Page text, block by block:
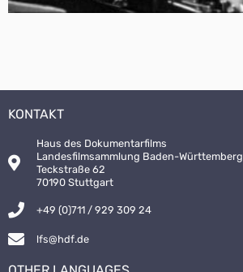
KONTAKT
Haus des Dokumentarfilms
Landesfilmsammlung Baden-Württemberg
Teckstraße 62
70190 Stuttgart
+49 (0)711 / 929 309 24
lfs@hdf.de